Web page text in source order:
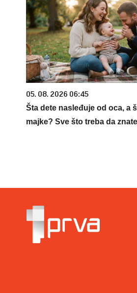
05. 08. 2026 06:45
Šta dete nasleđuje od oca, a
majke? Sve što treba da